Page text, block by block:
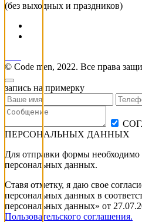
(без выходных и праздников)
© Code men, 2022. Все права
запись на примерку
ПЕРСОНАЛЬНЫХ ДАННЫХ
Для отправки формы необходимо
персональных данных.
Ставя отметку, я даю свое
персональных данных в
персональных данных» от
Пользовательского соглашения.